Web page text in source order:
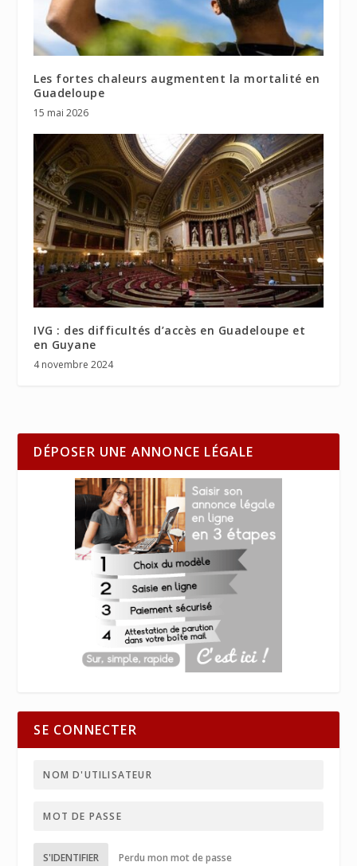
Les fortes chaleurs augmentent la mortalité en
Guadeloupe
15 mai 2026
IVG : des difficultés d’accès en Guadeloupe et
en Guyane
4 novembre 2024
DÉPOSER UNE ANNONCE LÉGALE
SE CONNECTER
S'IDENTIFIER Perdu mon mot de passe